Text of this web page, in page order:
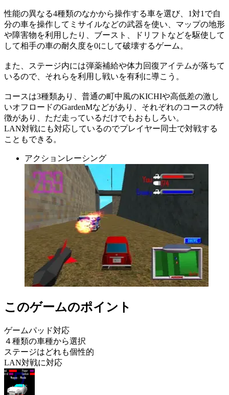
性能の異なる4種類のなかから操作する車を選び、1対1で自
分の車を操作してミサイルなどの武器を使い、マップの地形
や障害物を利用したり、ブースト、ドリフトなどを駆使して
して相手の車の耐久度を0にして破壊するゲーム。
また、ステージ内には弾薬補給や体力回復アイテムが落ちて
いるので、それらを利用し戦いを有利に導こう。
コースは3種類あり、普通の町中風のKICHIや高低差の激し
いオフロードのGardenMなどがあり、それぞれのコースの特
徴があり、ただ走っているだけでもおもしろい。
LAN対戦にも対応しているのでプレイヤー同士で対戦する
こともできる。
アクションレーシング
このゲームのポイント
ゲームパッド対応
４種類の車種から選択
ステージはどれも個性的
LAN対戦に対応